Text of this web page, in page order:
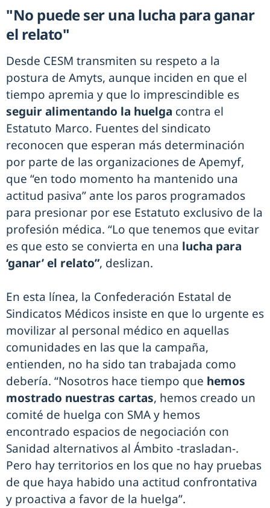
"No puede ser una lucha para ganar
el relato"
Desde CESM transmiten su respeto a la
postura de Amyts, aunque inciden en que el
tiempo apremia y que lo imprescindible es
seguir alimentando la huelga contra el
Estatuto Marco. Fuentes del sindicato
reconocen que esperan más determinación
por parte de las organizaciones de Apemyf,
que “en todo momento ha mantenido una
actitud pasiva” ante los paros programados
para presionar por ese Estatuto exclusivo de la
profesión médica. “Lo que tenemos que evitar
es que esto se convierta en una lucha para
‘ganar’ el relato”, deslizan.
En esta línea, la Confederación Estatal de
Sindicatos Médicos insiste en que lo urgente es
movilizar al personal médico en aquellas
comunidades en las que la campaña,
entienden, no ha sido tan trabajada como
debería. “Nosotros hace tiempo que hemos
mostrado nuestras cartas, hemos creado un
comité de huelga con SMA y hemos
encontrado espacios de negociación con
Sanidad alternativos al Ámbito -trasladan-.
Pero hay territorios en los que no hay pruebas
de que haya habido una actitud confrontativa
y proactiva a favor de la huelga”.